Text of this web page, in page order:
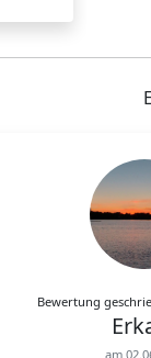
Bewertung
am